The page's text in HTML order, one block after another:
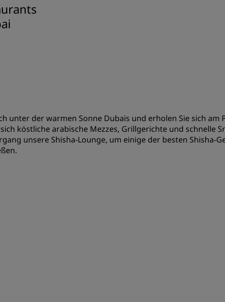
unter der warmen Sonne Dubais und erholen Sie sich am
köstliche arabische Mezzes, Grillgerichte und schnelle
unsere Shisha-Lounge, um einige der besten Shisha-